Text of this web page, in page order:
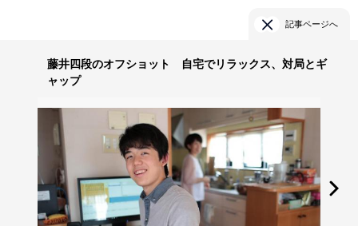
記事ページへ
藤井四段のオフショット 自宅でリラックス、対局とギ
ャップ